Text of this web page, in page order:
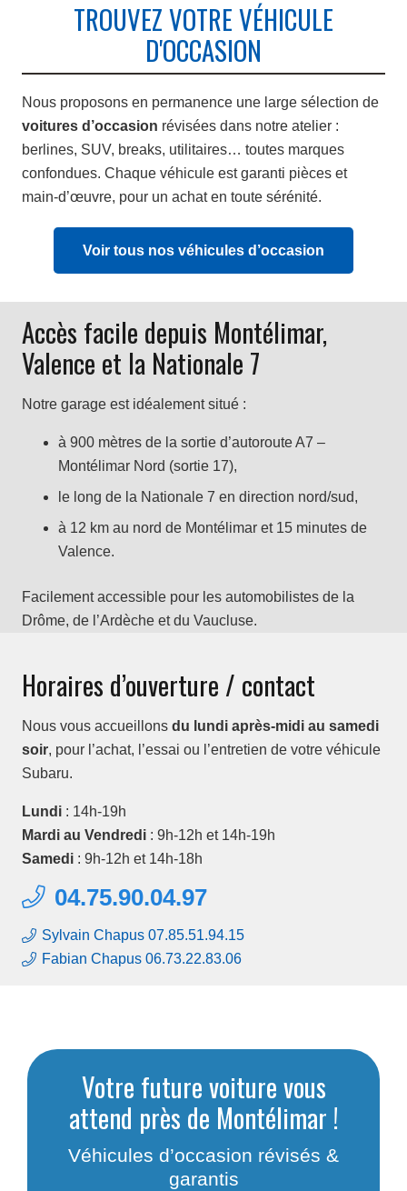
TROUVEZ VOTRE VÉHICULE
D'OCCASION
Nous proposons en permanence une large sélection de
voitures d’occasion révisées dans notre atelier :
berlines, SUV, breaks, utilitaires… toutes marques
confondues. Chaque véhicule est garanti pièces et
main-d’œuvre, pour un achat en toute sérénité.
Voir tous nos véhicules d’occasion
Accès facile depuis Montélimar,
Valence et la Nationale 7
Notre garage est idéalement situé :
à 900 mètres de la sortie d’autoroute A7 –
Montélimar Nord (sortie 17),
le long de la Nationale 7 en direction nord/sud,
à 12 km au nord de Montélimar et 15 minutes de
Valence.
Facilement accessible pour les automobilistes de la
Drôme, de l’Ardèche et du Vaucluse.
Horaires d’ouverture / contact
Nous vous accueillons du lundi après-midi au samedi
soir, pour l’achat, l’essai ou l’entretien de votre véhicule
Subaru.
Lundi : 14h-19h
Mardi au Vendredi : 9h-12h et 14h-19h
Samedi : 9h-12h et 14h-18h
04.75.90.04.97
Sylvain Chapus 07.85.51.94.15
Fabian Chapus 06.73.22.83.06
Votre future voiture vous
attend près de Montélimar !
Véhicules d’occasion révisés &
garantis